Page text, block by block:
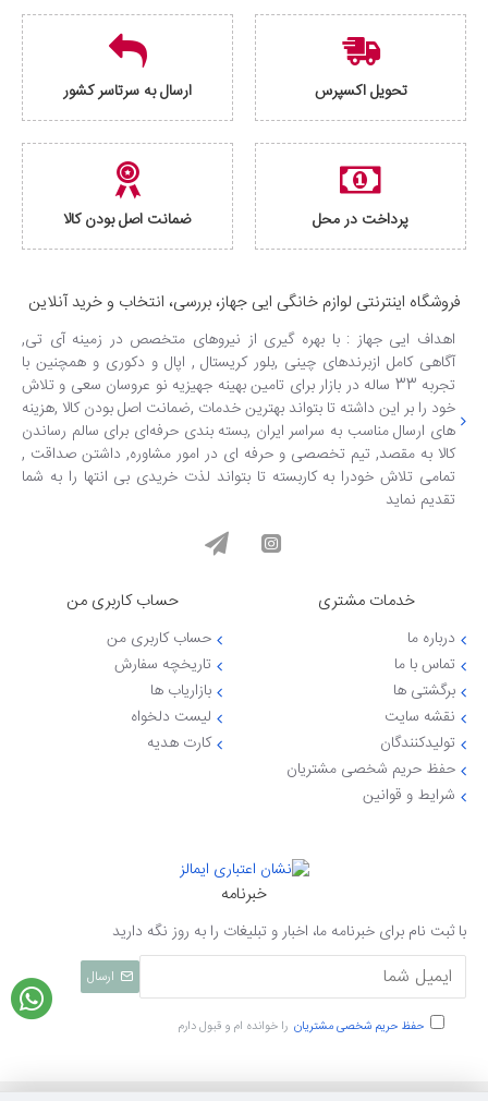
تحویل اکسپرس ارسال به سرتاسر کشور
پرداخت در محل ضمانت اصل بودن کالا
فروشگاه اینترنتی لوازم خانگی ایی جهاز، بررسی، انتخاب و خرید آنلاین
اهداف ایی جهاز : با بهره گیری از نیروهای متخصص در زمینه آی تی,
آگاهی کامل ازبرندهای چینی ,بلور کریستال , اپال و دکوری و همچنین با
تجربه 33 ساله در بازار برای تامین بهینه جهیزیه نو عروسان سعی و تلاش
خود را بر این داشته تا بتواند بهترین خدمات ,ضمانت اصل بودن کالا ,هزینه
های ارسال مناسب به سراسر ایران ,بسته بندی حرفه‌ای برای سالم رساندن
کالا به مقصد, تیم تخصصی و حرفه ای در امور مشاوره, داشتن صداقت ,
تمامی تلاش خودرا به کاربسته تا بتواند لذت خریدی بی انتها را به شما
تقدیم نماید
خدمات مشتری
درباره ما
تماس با ما
برگشتی ها
نقشه سایت
تولیدکنندگان
حفظ حریم شخصی مشتریان
شرایط و قوانین
حساب کاربری من
حساب کاربری من
تاریخچه سفارش
بازاریاب ها
لیست دلخواه
کارت هدیه
خبرنامه
با ثبت نام برای خبرنامه ما، اخبار و تبلیغات را به روز نگه دارید
ارسال
حفظ حریم شخصی مشتریان را خوانده ام و قبول دارم